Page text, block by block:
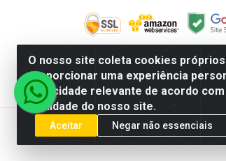
O nosso site coleta cookies
proporcionar uma experiência
publicidade relevante de acordo
qualidade do nosso site.
Aceitar Negar não essenciais
Matriz-Dialli
Filial-Dialli